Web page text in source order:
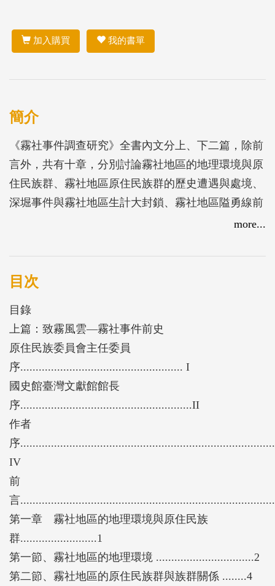
加入購買 我的書單
簡介
《霧社事件調查研究》全書內文分上、下二篇，除前
言外，共有十章，分別討論霧社地區的地理環境與原
住民族群、霧社地區原住民族群的歷史遭遇與處境、
深堀事件與霧社地區生計大封鎖、霧社地區隘勇線前
進與「五年理蕃計畫」的討伐、理蕃機關的擴充與部
件、霧社事件的起事過程與日方的征伐、視死如歸的
抗日志士和霧社事件史蹟與多元面相等。作者透過文
野調查，試圖站在當時抗日原住民族的角度進行書
寫。期望透過本書的出版，能引發各界對原住民族歷
史的關注與討論。
more...
目次
目錄
上篇：致霧風雲—霧社事件前史
原住民族委員會主任委員
序..................................................... I
國史館臺灣文獻館館長
序........................................................II
作者
序
IV
前
言
第一章 霧社地區的地理環境與原住民族
群.........................1
第一節、霧社地區的地理環境 ................................2
第二節、霧社地區的原住民族群與族群關係 ........4